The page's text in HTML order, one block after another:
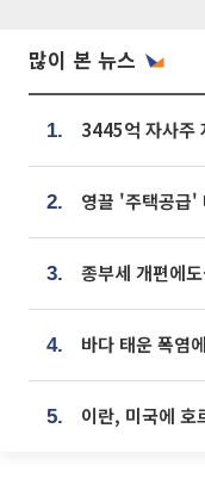
많이 본 뉴스
1.
2.
3.
4. 바다 태운 폭염
5.